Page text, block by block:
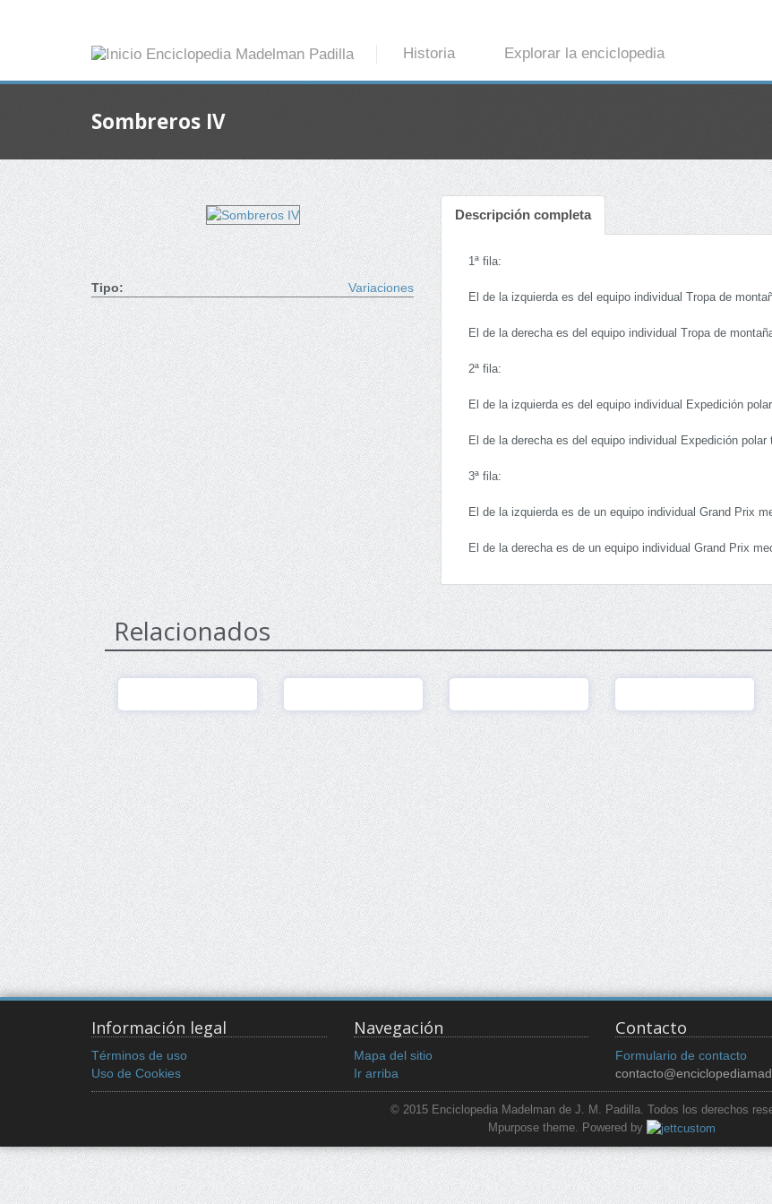
Historia Explorar la enciclopedia
Sombreros IV
Tipo: Variaciones
Descripción completa
1ª fila:
El de la izquierda es del equipo individual Tropa de
El de la derecha es del equipo individual Tropa de
2ª fila:
El de la izquierda es del equipo individual Expedición
El de la derecha es del equipo individual Expedición polar
3ª fila:
El de la izquierda es de un equipo individual Grand Prix
El de la derecha es de un equipo individual Grand Prix
Relacionados
Ver Ver Ver Ver
Información legal
Términos de uso
Uso de Cookies
Navegación
Mapa del sitio
Ir arriba
Contacto
Formulario de contacto
© 2015 Enciclopedia Madelman de J. M. Padilla. Todos los derechos
Mpurpose theme. Powered by